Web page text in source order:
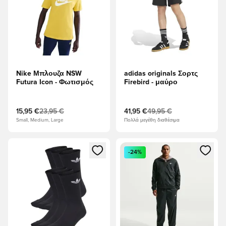
Nike Μπλουζα NSW
Futura Icon - Φωτισμός
15,95 €23,95 €
Small, Medium, Large
adidas originals Σορτς
Firebird - μαύρο
41,95 €49,95 €
Πολλά μεγέθη διαθέσιμα
Ανοίγει ένα Modal για να συνδεθείτε ή να εγγραφείτε ως
Ανοίγει ένα Modal για να
-24%